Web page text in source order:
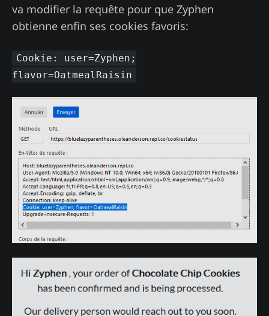
va modifier la requête pour que Zyphen
obtienne enfin ses cookies favoris:
Cookie: user=Zyphen;
flavor=OatmealRaisin